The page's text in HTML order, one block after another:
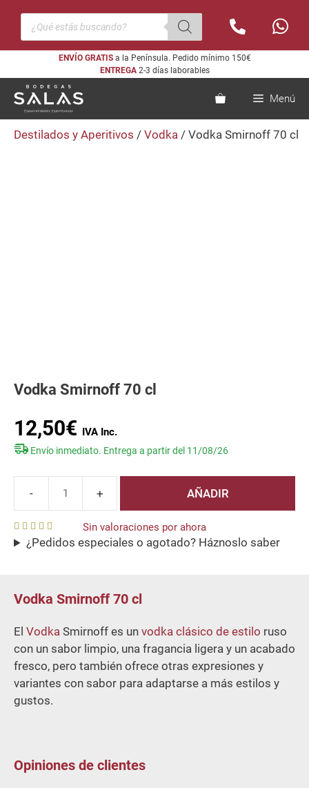
contenido
Búsqueda
de
productos
ENVÍO GRATIS a la Península. Pedido mínimo 150€
ENTREGA 2-3 días laborables
Menú
Destilados y Aperitivos / Vodka / Vodka Smirnoff 70 cl
Vodka Smirnoff 70 cl
0
f
5
Sin valoraciones por ahora
12,50€
Envío inmediato. Entrega a partir del 11/08/26
70
AÑADIR
¿Pedidos especiales o agotado? Háznoslo saber
Vodka Smirnoff 70 cl
El Vodka Smirnoff es un vodka clásico de estilo ruso
con un sabor limpio, una fragancia ligera y un acabado
fresco, pero también ofrece otras expresiones y
variantes con sabor para adaptarse a más estilos y
gustos.
Opiniones de clientes